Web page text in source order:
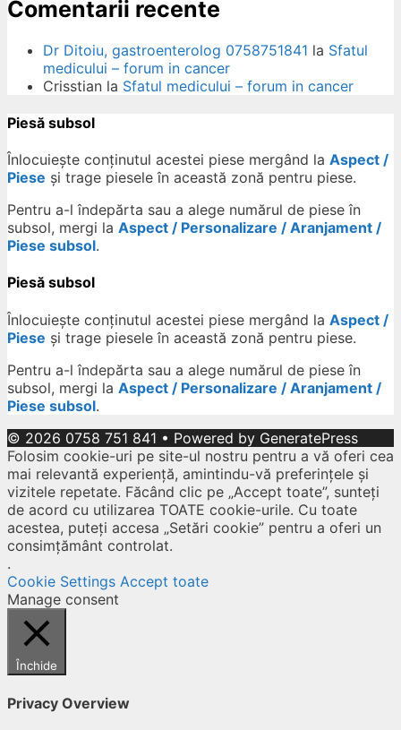
Comentarii recente
Dr Ditoiu, gastroenterolog 0758751841 la Sfatul
medicului – forum in cancer
Crisstian la Sfatul medicului – forum in cancer
Piesă subsol
Înlocuiește conținutul acestei piese mergând la Aspect /
Piese și trage piesele în această zonă pentru piese.
Pentru a-l îndepărta sau a alege numărul de piese în
subsol, mergi la Aspect / Personalizare / Aranjament /
Piese subsol.
Piesă subsol
Înlocuiește conținutul acestei piese mergând la Aspect /
Piese și trage piesele în această zonă pentru piese.
Pentru a-l îndepărta sau a alege numărul de piese în
subsol, mergi la Aspect / Personalizare / Aranjament /
Piese subsol.
© 2026 0758 751 841 • Powered by GeneratePress
Folosim cookie-uri pe site-ul nostru pentru a vă oferi cea
mai relevantă experiență, amintindu-vă preferințele și
vizitele repetate. Făcând clic pe „Accept toate”, sunteți
de acord cu utilizarea TOATE cookie-urile. Cu toate
acestea, puteți accesa „Setări cookie” pentru a oferi un
consimțământ controlat.
.
Cookie Settings Accept toate
Manage consent
Închide
Privacy Overview